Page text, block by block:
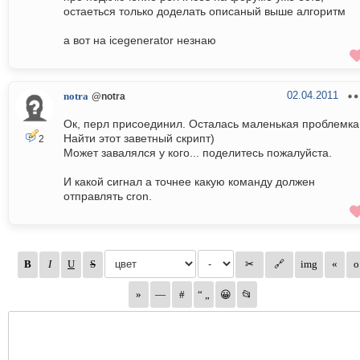
остаеться только доделать описаный выше алгоритм
а вот на icegenerator незнаю
2
notra @notra 02.04.2011
Ок, перл присоединил. Осталась маленькая
Найти этот заветный скрипт)
Может завалялся у кого... поделитесь пожалуйста.
И какой сигнал а точнее какую команду должен
отправлять cron.